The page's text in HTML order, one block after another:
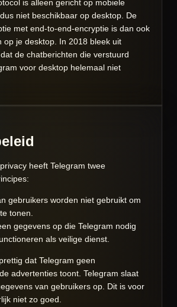
is alleen gericht op mobiele
niet beschikbaar op desktop. De
met end-to-end-encryptie is dan ook
op je desktop. In 2018 bleek uit
de chatberichten die verstuurd
voor desktop helemaal niet
heeft Telegram twee
gebruikers worden niet gebruikt om
tonen.
gegevens op die Telegram nodig
als veilige dienst.
dat Telegram geen
advertenties toont. Telegram slaat
van gebruikers op. Dit is voor
niet zo goed.